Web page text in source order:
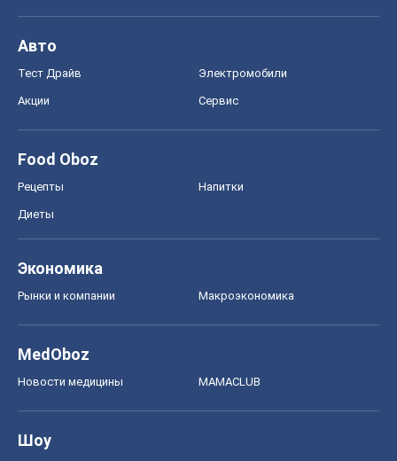
Авто
Тест Драйв Электромобили
Акции Сервис
Food Oboz
Рецепты Напитки
Диеты
Экономика
Рынки и компании Mакроэкономика
MedOboz
Новости медицины MAMACLUB
Шоу